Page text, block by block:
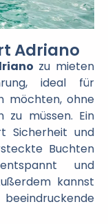
Adriano
zu mieten
ideal für
möchten, ohne
zu müssen. Ein
Sicherheit und
Buchten
und
kannst